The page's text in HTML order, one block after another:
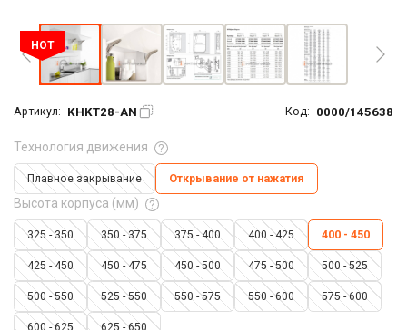
HOT
Артикул: KHKT28-AN Код: 0000/145638
Технология движения
Плавное закрывание Открывание от нажатия
Высота корпуса (мм)
325 - 350 350 - 375 375 - 400 400 - 425 400 - 450
425 - 450 450 - 475 450 - 500 475 - 500 500 - 525
500 - 550 525 - 550 550 - 575 550 - 600 575 - 600
600 - 625 625 - 650